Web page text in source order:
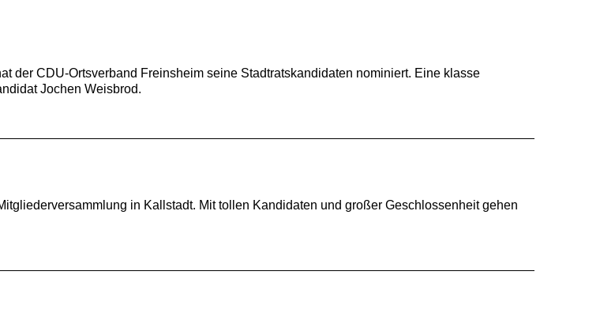
der CDU-Ortsverband Freinsheim seine Stadtratskandidaten nominiert. Eine klasse
Jochen Weisbrod.
in Kallstadt. Mit tollen Kandidaten und großer Geschlossenheit gehen